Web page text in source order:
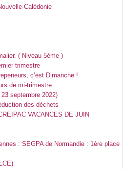
Calédonie
( Niveau 5ème )
trimestre
c’est Dimanche !
de mi-trimestre
septembre 2022)
des déchets
VACANCES DE JUIN
: SEGPA de Normandie : 1ère place